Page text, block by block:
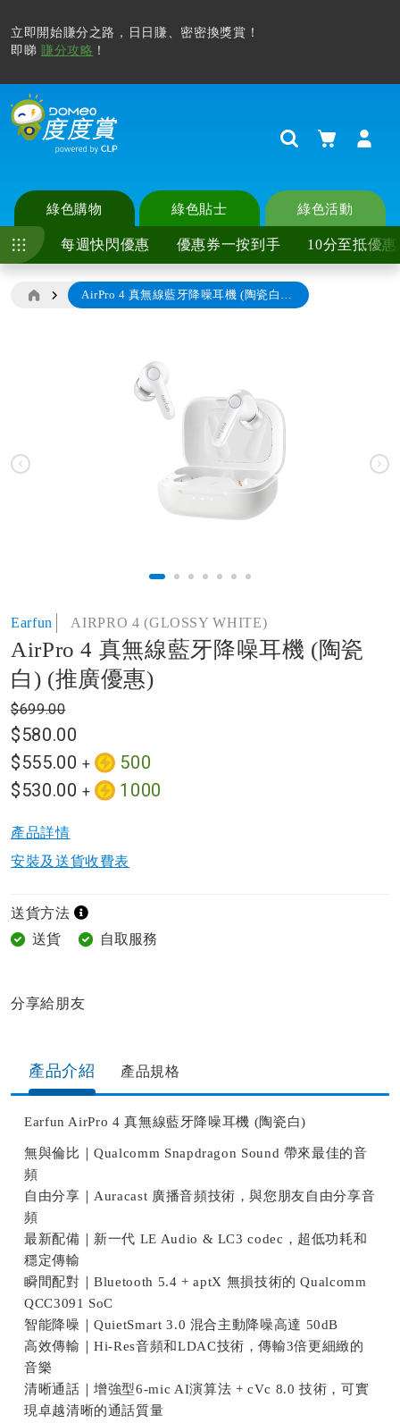
Search購物車
綠色購物
每週快閃優惠 優惠券一按到手 10分至抵優惠
綠色貼士 綠色活動
AirPro 4 真無線藍牙降噪耳機 (陶瓷白) (推廣優惠)
images
gallery
to
the
beginning
of
the
images
gallery
Earfun AIRPRO 4 (GLOSSY WHITE)
AirPro 4 真無線藍牙降噪耳機 (陶瓷
白) (推廣優惠)
$580.00
$555.00 +
500
$530.00 + 1000
$699.00
產品詳情​
安裝及送貨收費表
送貨方法
送貨
自取服務
分享給朋友​
產品介紹 產品規格​
Earfun AirPro 4 真無線藍牙降噪耳機 (陶瓷白)
無與倫比｜Qualcomm Snapdragon Sound 帶來最佳的音
頻
自由分享｜Auracast 廣播音頻技術，與您朋友自由分享音
頻
最新配備｜新一代 LE Audio & LC3 codec，超低功耗和
穩定傳輸
瞬間配對｜Bluetooth 5.4 + aptX 無損技術的 Qualcomm
QCC3091 SoC
智能降噪｜QuietSmart 3.0 混合主動降噪高達 50dB
高效傳輸｜Hi-Res音頻和LDAC技術，傳輸3倍更細緻的
音樂
清晰通話｜增強型6-mic AI演算法 + cVc 8.0 技術，可實
現卓越清晰的通話質量